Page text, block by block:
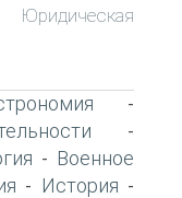
Юридическая
-
-
- Военное
- История -